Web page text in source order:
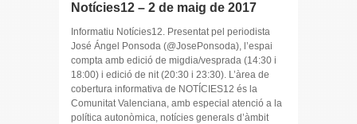
Notícies12 – 2 de maig de 2017
Informatiu Notícies12. Presentat pel periodista
José Ángel Ponsoda (@JosePonsoda), l’espai
compta amb edició de migdia/vesprada (14:30 i
18:00) i edició de nit (20:30 i 23:30). L’àrea de
cobertura informativa de NOTÍCIES12 és la
Comunitat Valenciana, amb especial atenció a la
política autonòmica, notícies generals d’àmbit